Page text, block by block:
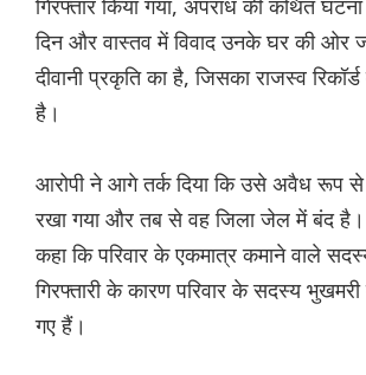
गिरफ्तार किया गया, अपराध की कथित
दिन और वास्तव में विवाद उनके घर की ओर
दीवानी प्रकृति का है, जिसका राजस्व
है।
आरोपी ने आगे तर्क दिया कि उसे अवैध रूप से
रखा गया और तब से वह जिला जेल में बंद है।
कहा कि परिवार के एकमात्र कमाने वाले
गिरफ्तारी के कारण परिवार के सदस्य
गए हैं।